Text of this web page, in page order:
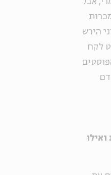
לגמרי, אבל
הירש
שלפני 60 שנה פשוט לקח
ואילו